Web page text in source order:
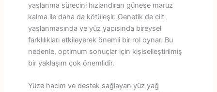
yaşlanma sürecini hızlandıran güneşe maruz
kalma ile daha da kötüleşir. Genetik de cilt
yaşlanmasında ve yüz yapısında bireysel
farklılıkları etkileyerek önemli bir rol oynar. Bu
nedenle, optimum sonuçlar için kişiselleştirilmiş
bir yaklaşım çok önemlidir.
Yüze hacim ve destek sağlayan yüz yağ